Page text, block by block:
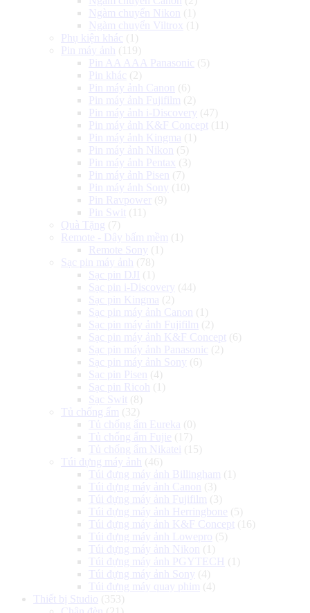
Ngàm chuyển Nikon
(1)
Ngàm chuyển Viltrox (1)
Phụ kiện khác (1)
Pin máy ảnh
(119)
Pin AA AAA Panasonic (5)
Pin khác (2)
Pin máy ảnh Canon
(6)
Pin máy ảnh Fujifilm (2)
Pin máy ảnh i-Discovery (47)
Pin máy ảnh K&F Concept (11)
Pin máy ảnh Kingma (1)
Pin máy ảnh Nikon
(5)
Pin máy ảnh Pentax (3)
Pin máy ảnh Pisen
(7)
Pin máy ảnh Sony (10)
Pin Ravpower
(9)
Pin Swit (11)
Quà Tặng (7)
Remote - Dây bấm mềm (1)
Remote Sony (1)
Sạc pin máy ảnh
(78)
Sạc pin DJI (1)
Sạc pin i-Discovery (44)
Sạc pin Kingma (2)
Sạc pin máy ảnh Canon
(1)
Sạc pin máy ảnh Fujifilm (2)
Sạc pin máy ảnh K&F Concept (6)
Sạc pin máy ảnh Panasonic (2)
Sạc pin máy ảnh Sony (6)
Sạc pin Pisen
(4)
Sạc pin Ricoh
(1)
Sạc Swit (8)
Tủ chống ẩm (32)
Tủ chống ẩm Eureka (0)
Tủ chống ẩm Fujie (17)
Tủ chống ẩm Nikatei (15)
Túi đựng máy ảnh
(46)
Túi đựng máy ảnh Billingham (1)
Túi đựng máy ảnh Canon
(3)
Túi đựng máy ảnh Fujifilm (3)
Túi đựng máy ảnh Herringbone (5)
Túi đựng máy ảnh K&F Concept (16)
Túi đựng máy ảnh Lowepro (5)
Túi đựng máy ảnh Nikon
(1)
Túi đựng máy ảnh PGYTECH
(1)
Túi đựng máy ảnh Sony (4)
Túi đựng máy quay phim (4)
Thiết bị Studio (353)